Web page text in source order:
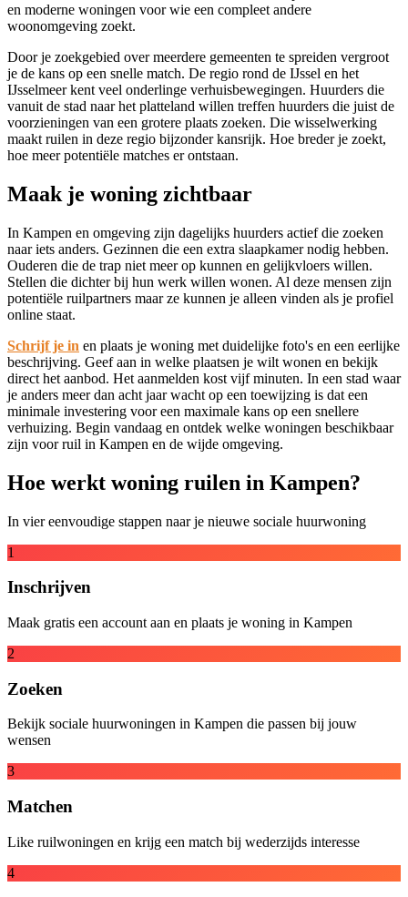
en moderne woningen voor wie een compleet andere
woonomgeving zoekt.
Door je zoekgebied over meerdere gemeenten te spreiden vergroot
je de kans op een snelle match. De regio rond de IJssel en het
IJsselmeer kent veel onderlinge verhuisbewegingen. Huurders die
vanuit de stad naar het platteland willen treffen huurders die juist de
voorzieningen van een grotere plaats zoeken. Die wisselwerking
maakt ruilen in deze regio bijzonder kansrijk. Hoe breder je zoekt,
hoe meer potentiële matches er ontstaan.
Maak je woning zichtbaar
In Kampen en omgeving zijn dagelijks huurders actief die zoeken
naar iets anders. Gezinnen die een extra slaapkamer nodig hebben.
Ouderen die de trap niet meer op kunnen en gelijkvloers willen.
Stellen die dichter bij hun werk willen wonen. Al deze mensen zijn
potentiële ruilpartners maar ze kunnen je alleen vinden als je profiel
online staat.
Schrijf je in en plaats je woning met duidelijke foto's en een eerlijke
beschrijving. Geef aan in welke plaatsen je wilt wonen en bekijk
direct het aanbod. Het aanmelden kost vijf minuten. In een stad waar
je anders meer dan acht jaar wacht op een toewijzing is dat een
minimale investering voor een maximale kans op een snellere
verhuizing. Begin vandaag en ontdek welke woningen beschikbaar
zijn voor ruil in Kampen en de wijde omgeving.
Hoe werkt woning ruilen in Kampen?
In vier eenvoudige stappen naar je nieuwe sociale huurwoning
1
Inschrijven
Maak gratis een account aan en plaats je woning in Kampen
2
Zoeken
Bekijk sociale huurwoningen in Kampen die passen bij jouw
wensen
3
Matchen
Like ruilwoningen en krijg een match bij wederzijds interesse
4